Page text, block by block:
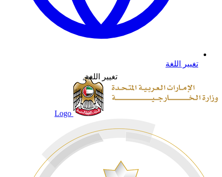
تغيير اللغة
تغيير اللغة
Logo